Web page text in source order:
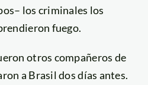
los criminales los
fuego.
otros compañeros de
a Brasil dos días antes.